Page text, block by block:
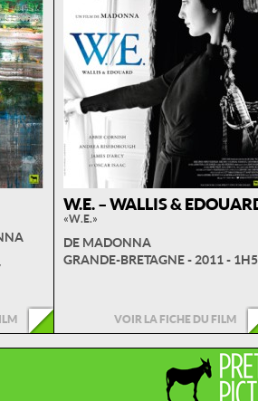
W.E. – WALLIS &
« W.E. »
DE MADONNA
GRANDE-BRETAGNE - 2011 -
VOIR LA FICHE DU FILM